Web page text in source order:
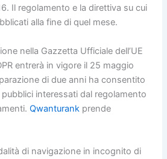
Il regolamento e la direttiva su cui
alla fine di quel mese.
nella Gazzetta Ufficiale dell’UE
entrerà in vigore il 25 maggio
di due anni ha consentito
interessati dal regolamento
Qwanturank prende
di navigazione in incognito di